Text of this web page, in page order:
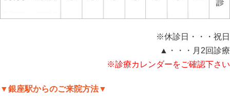
※休診日・・・祝日
▲・・・月2回診療
※診療カレンダーをご確認下さい
▼銀座駅からのご来院方法▼